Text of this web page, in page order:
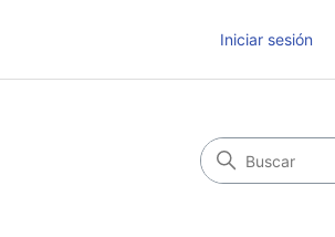
Iniciar sesión